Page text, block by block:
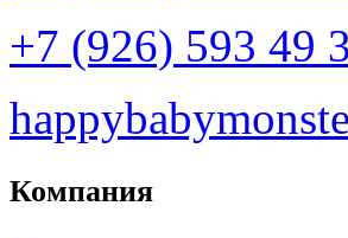
+7 (926) 593 49
Компания